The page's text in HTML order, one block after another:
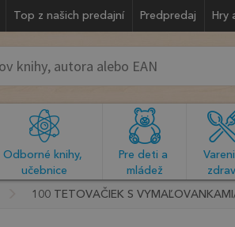
Top z našich predajní Predpredaj Hry
Odborné knihy,
učebnice
Pre deti a
mládež
100 TETOVAČIEK S